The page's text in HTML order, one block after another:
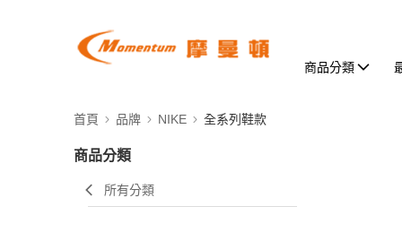
商品分類
首頁 品牌 NIKE 全系列鞋款
商品分類
所有分類